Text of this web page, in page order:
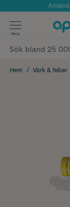
Använd
Meny
Hem Värk & feber